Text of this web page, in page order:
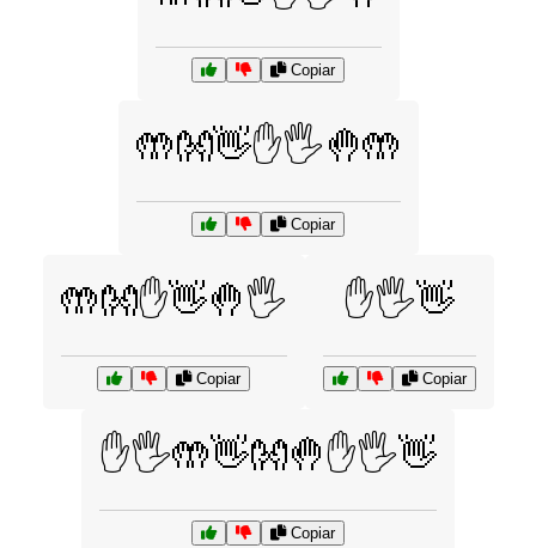
Copiar
🤲👐👋✋🖐️🤚🤲
Copiar
🤲👐✋👋🤚🖐️
Copiar
✋🖐️👋
Copiar
✋🖐️🤲👋👐🤚✋🖐️👋
Copiar